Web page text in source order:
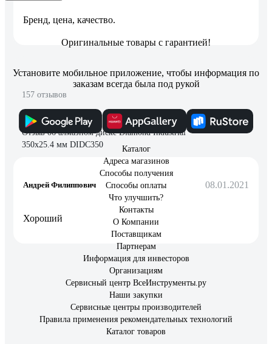
Бренд, цена, качество.
157 отзывов
Отзыв об алмазном диске Diamond Industrial
350х25.4 мм DIDC350
Андрей Филиппович 08.01.2021
Хороший
Оригинальные товары с гарантией!
Установите мобильное приложение, чтобы информация по
заказам всегда была под рукой
Каталог
Адреса магазинов
Способы получения
Способы оплаты
Что улучшить?
Контакты
О Компании
Поставщикам
Партнерам
Информация для инвесторов
Организациям
Сервисный центр ВсеИнструменты.ру
Наши закупки
Сервисные центры производителей
Правила применения рекомендательных технологий
Каталог товаров